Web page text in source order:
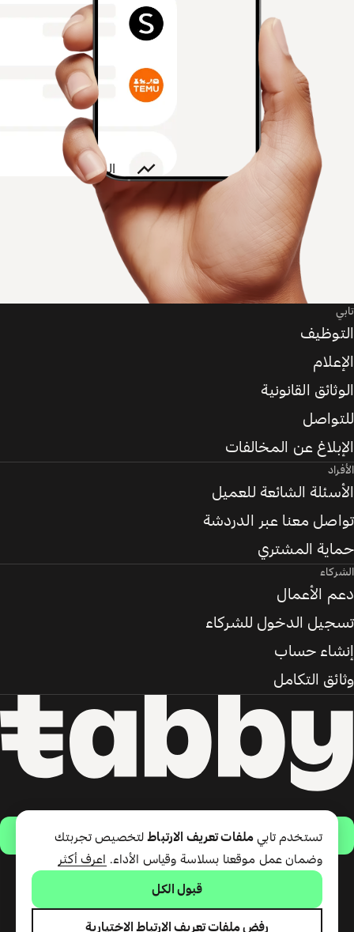
حمّل التطبيق
تقدّم شركة تابي ذ.م.م خدمة الدفع
تابي
التوظيف
الإعلام
الوثائق القانونية
للتواصل
الإبلاغ عن المخالفات
الأفراد
الأسئلة الشائعة للعميل
تواصل معنا عبر الدردشة
حماية المشتري
الشركاء
دعم الأعمال
تسجيل الدخول للشركاء
إنشاء حساب
وثائق التكامل
تستخدم تابي ملفات تعريف الارتباطلتخصيص تجربتك
وضمان عمل موقعنا بسلاسة وقياس الأداء.
اعرف أكثر
قبول الكل
رفض ملفات تعريف الارتباط الاختيارية